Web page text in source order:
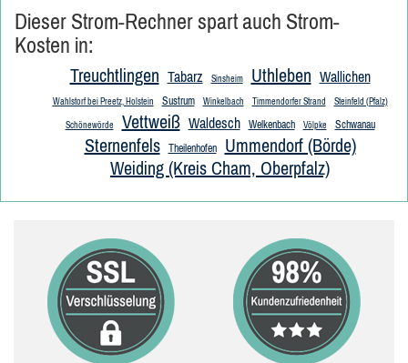
Dieser Strom-Rechner spart auch Strom-
Kosten in:
Treuchtlingen Tabarz Sinsheim Uthleben Wallichen
Wahlstorf bei Preetz, Holstein Sustrum Winkelbach Timmendorfer Strand Steinfeld (Pfalz)
Schönewörde Vettweiß Waldesch Welkenbach Völpke Schwanau
Sternenfels Theilenhofen
Ummendorf (Börde)
Weiding (Kreis Cham, Oberpfalz)